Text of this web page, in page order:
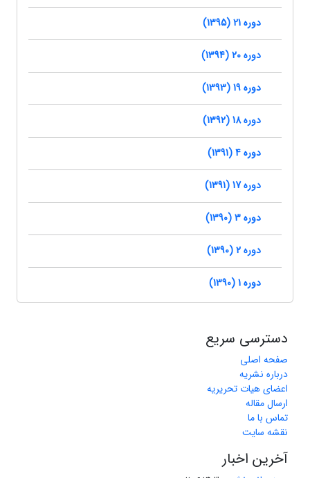
دوره 21 (1395)
دوره 20 (1394)
دوره 19 (1393)
دوره 18 (1392)
دوره 4 (1391)
دوره 17 (1391)
دوره 3 (1390)
دوره 2 (1390)
دوره 1 (1390)
دسترسی سریع
صفحه اصلی
درباره نشریه
اعضای هیات تحریریه
ارسال مقاله
تماس با ما
نقشه سایت
آخرین اخبار